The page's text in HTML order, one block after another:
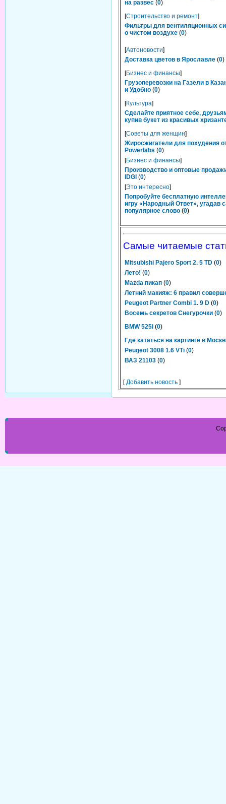
на развес (0)
[Строительство и ремонт]
Фильтры для вентиляционных
о чистом воздухе (0)
[Автоновости]
Доставка цветов в Ярославле (0)
[Бизнес и финансы]
Грузоперевозки на Газели в
и Удобно (0)
[Культура]
Сделайте приятное себе,
купив букет из красивых
[Советы для женщин]
Жиросжигатели для похудения
Powerlabs (0)
[Бизнес и финансы]
Производство и оптовые
IDGI (0)
[Это интересно]
Попробуйте бесплатную
игру «Народный Ответ», угадав
популярное слово (0)
Самые читаемые
Mitsubishi Pajero Sport 2. 5 TD (0)
Лето! (0)
Mazda пикап (0)
Летний макияж: 6 правил
Peugeot Partner Combi 1. 9 D (0)
Восемь секретов Снегурочки (0)
BMW 525i (0)
Где кататься на картинге в
Peugeot 3008 1.6 VTi (0)
ВАЗ 21103 (0)
[Добавить новость ]